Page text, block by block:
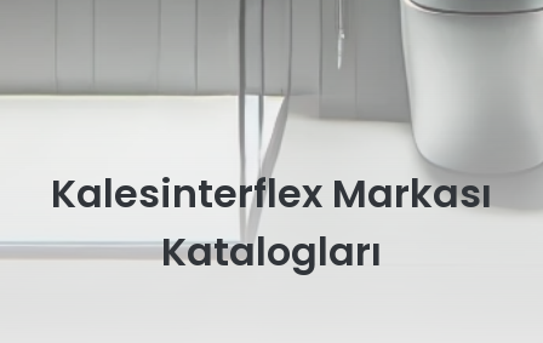
Kalesinterflex Markası
Katalogları